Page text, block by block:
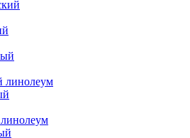
линолеум